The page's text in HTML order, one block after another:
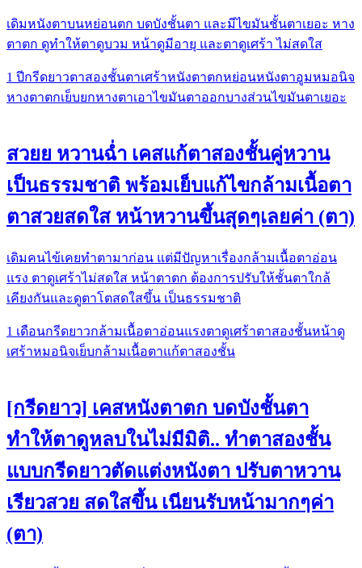
เดิมหนังตาบนหย่อนตก บดบังชั้นตา และมีไขมันชั้นตาเยอะ หาง
ตาตก ดูทำให้ตาดูบวม หน้าดูมีอายุ และตาดูเศร้า ไม่สดใส
1 ปีกรีดยาวตาสองชั้นตาเศร้าหนังตาตกหย่อนหนังตาอูมหมอนิจ
หางตาตกเย็บยกหางตาเอาไขมันตาออกบางส่วนไขมันตาเยอะ
สวยย หวานฉ่ำ เคสแก้ตาสองชั้นคู่หวาน
เป็นธรรมชาติ พร้อมเย็บแก้ไขกล้ามเนื้อตา
ตาสวยสดใส หน้าหวานขึ้นสุดๆเลยค่า (ตา)
เดิมคนไข้เคยทำตามาก่อน แต่มีปัญหาเรื่องกล้ามเนื้อตาอ่อน
แรง ตาดูเศร้าไม่สดใส หน้าตาตก ต้องการปรับให้ชั้นตาใกล้
เคียงกันและดูตาโตสดใสขึ้น เป็นธรรมชาติ
1 เดือนกรีดยาวกล้ามเนื้อตาอ่อนแรงตาดูเศร้าตาสองชั้นหน้าดู
เศร้าหมอนิจเย็บกล้ามเนื้อตาแก้ตาสองชั้น
[กรีดยาว] เคสหนังตาตก บดบังชั้นตา
ทำให้ตาดูหลบในไม่มีมิติ.. ทำตาสองชั้น
แบบกรีดยาวตัดแต่งหนังตา ปรับตาหวาน
เรียวสวย สดใสขึ้น เนียนรับหน้ามากๆค่า
(ตา)